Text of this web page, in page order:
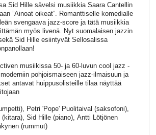
Sid Hille sävelsi musiikkia Saara Cantellin
”Ainoat oikeat”. Romanttiselle komedialle
svengaava jazz-score ja tätä musiikkia
myös livenä. Nyt suomalaisen jazzin
Sid Hille esiintyvät Sellosalissa
musiikissa 50- ja 60-luvun cool jazz -
pohjoismaiseen jazz-ilmaisuun ja
antavat huippusolisteille tilaa näyttää
Petri 'Pope' Puolitaival (saksofoni),
Sid Hille (piano), Antti Lötjönen
(rummut)